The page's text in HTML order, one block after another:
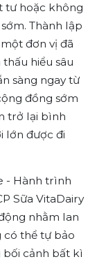
tư hoặc không
Thành lập
đơn vị đã
hiểu sâu
sàng ngay từ
đồng sớm
trở lại bình
lớn được đi
- Hành trình
Sữa VitaDairy
nhằm lan
có thể tự bảo
bối cảnh bất kì